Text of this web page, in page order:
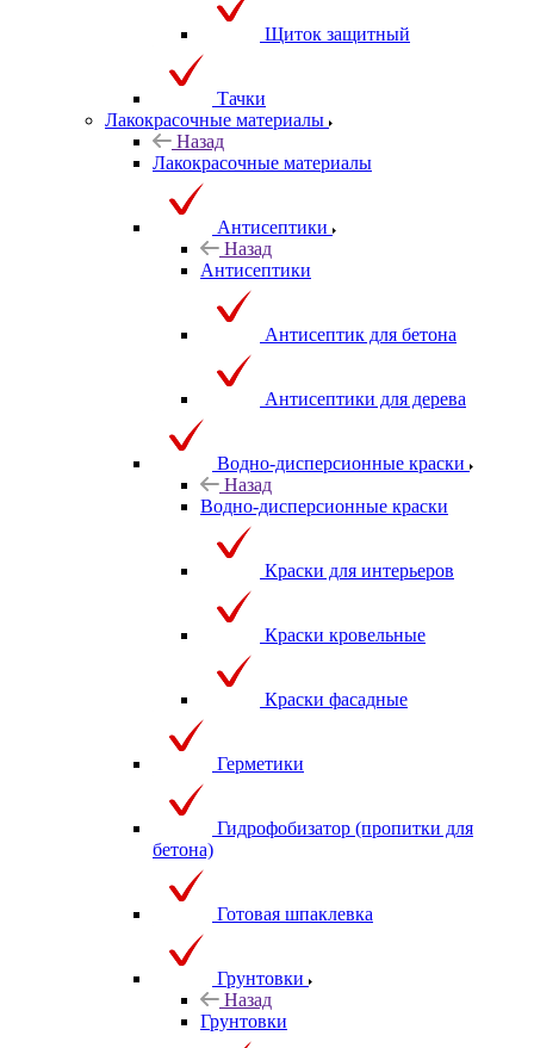
Щиток защитный
Тачки
Лакокрасочные материалы
Назад
Лакокрасочные материалы
Антисептики
Назад
Антисептики
Антисептик для бетона
Антисептики для дерева
Водно-дисперсионные краски
Назад
Водно-дисперсионные краски
Краски для интерьеров
Краски кровельные
Краски фасадные
Герметики
Гидрофобизатор (пропитки для
бетона)
Готовая шпаклевка
Грунтовки
Назад
Грунтовки